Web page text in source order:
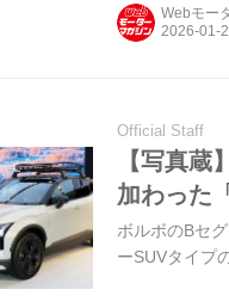
Webモー
Official Staff
【写真
加わった
ボルボのBセ
ーSUVタイプ